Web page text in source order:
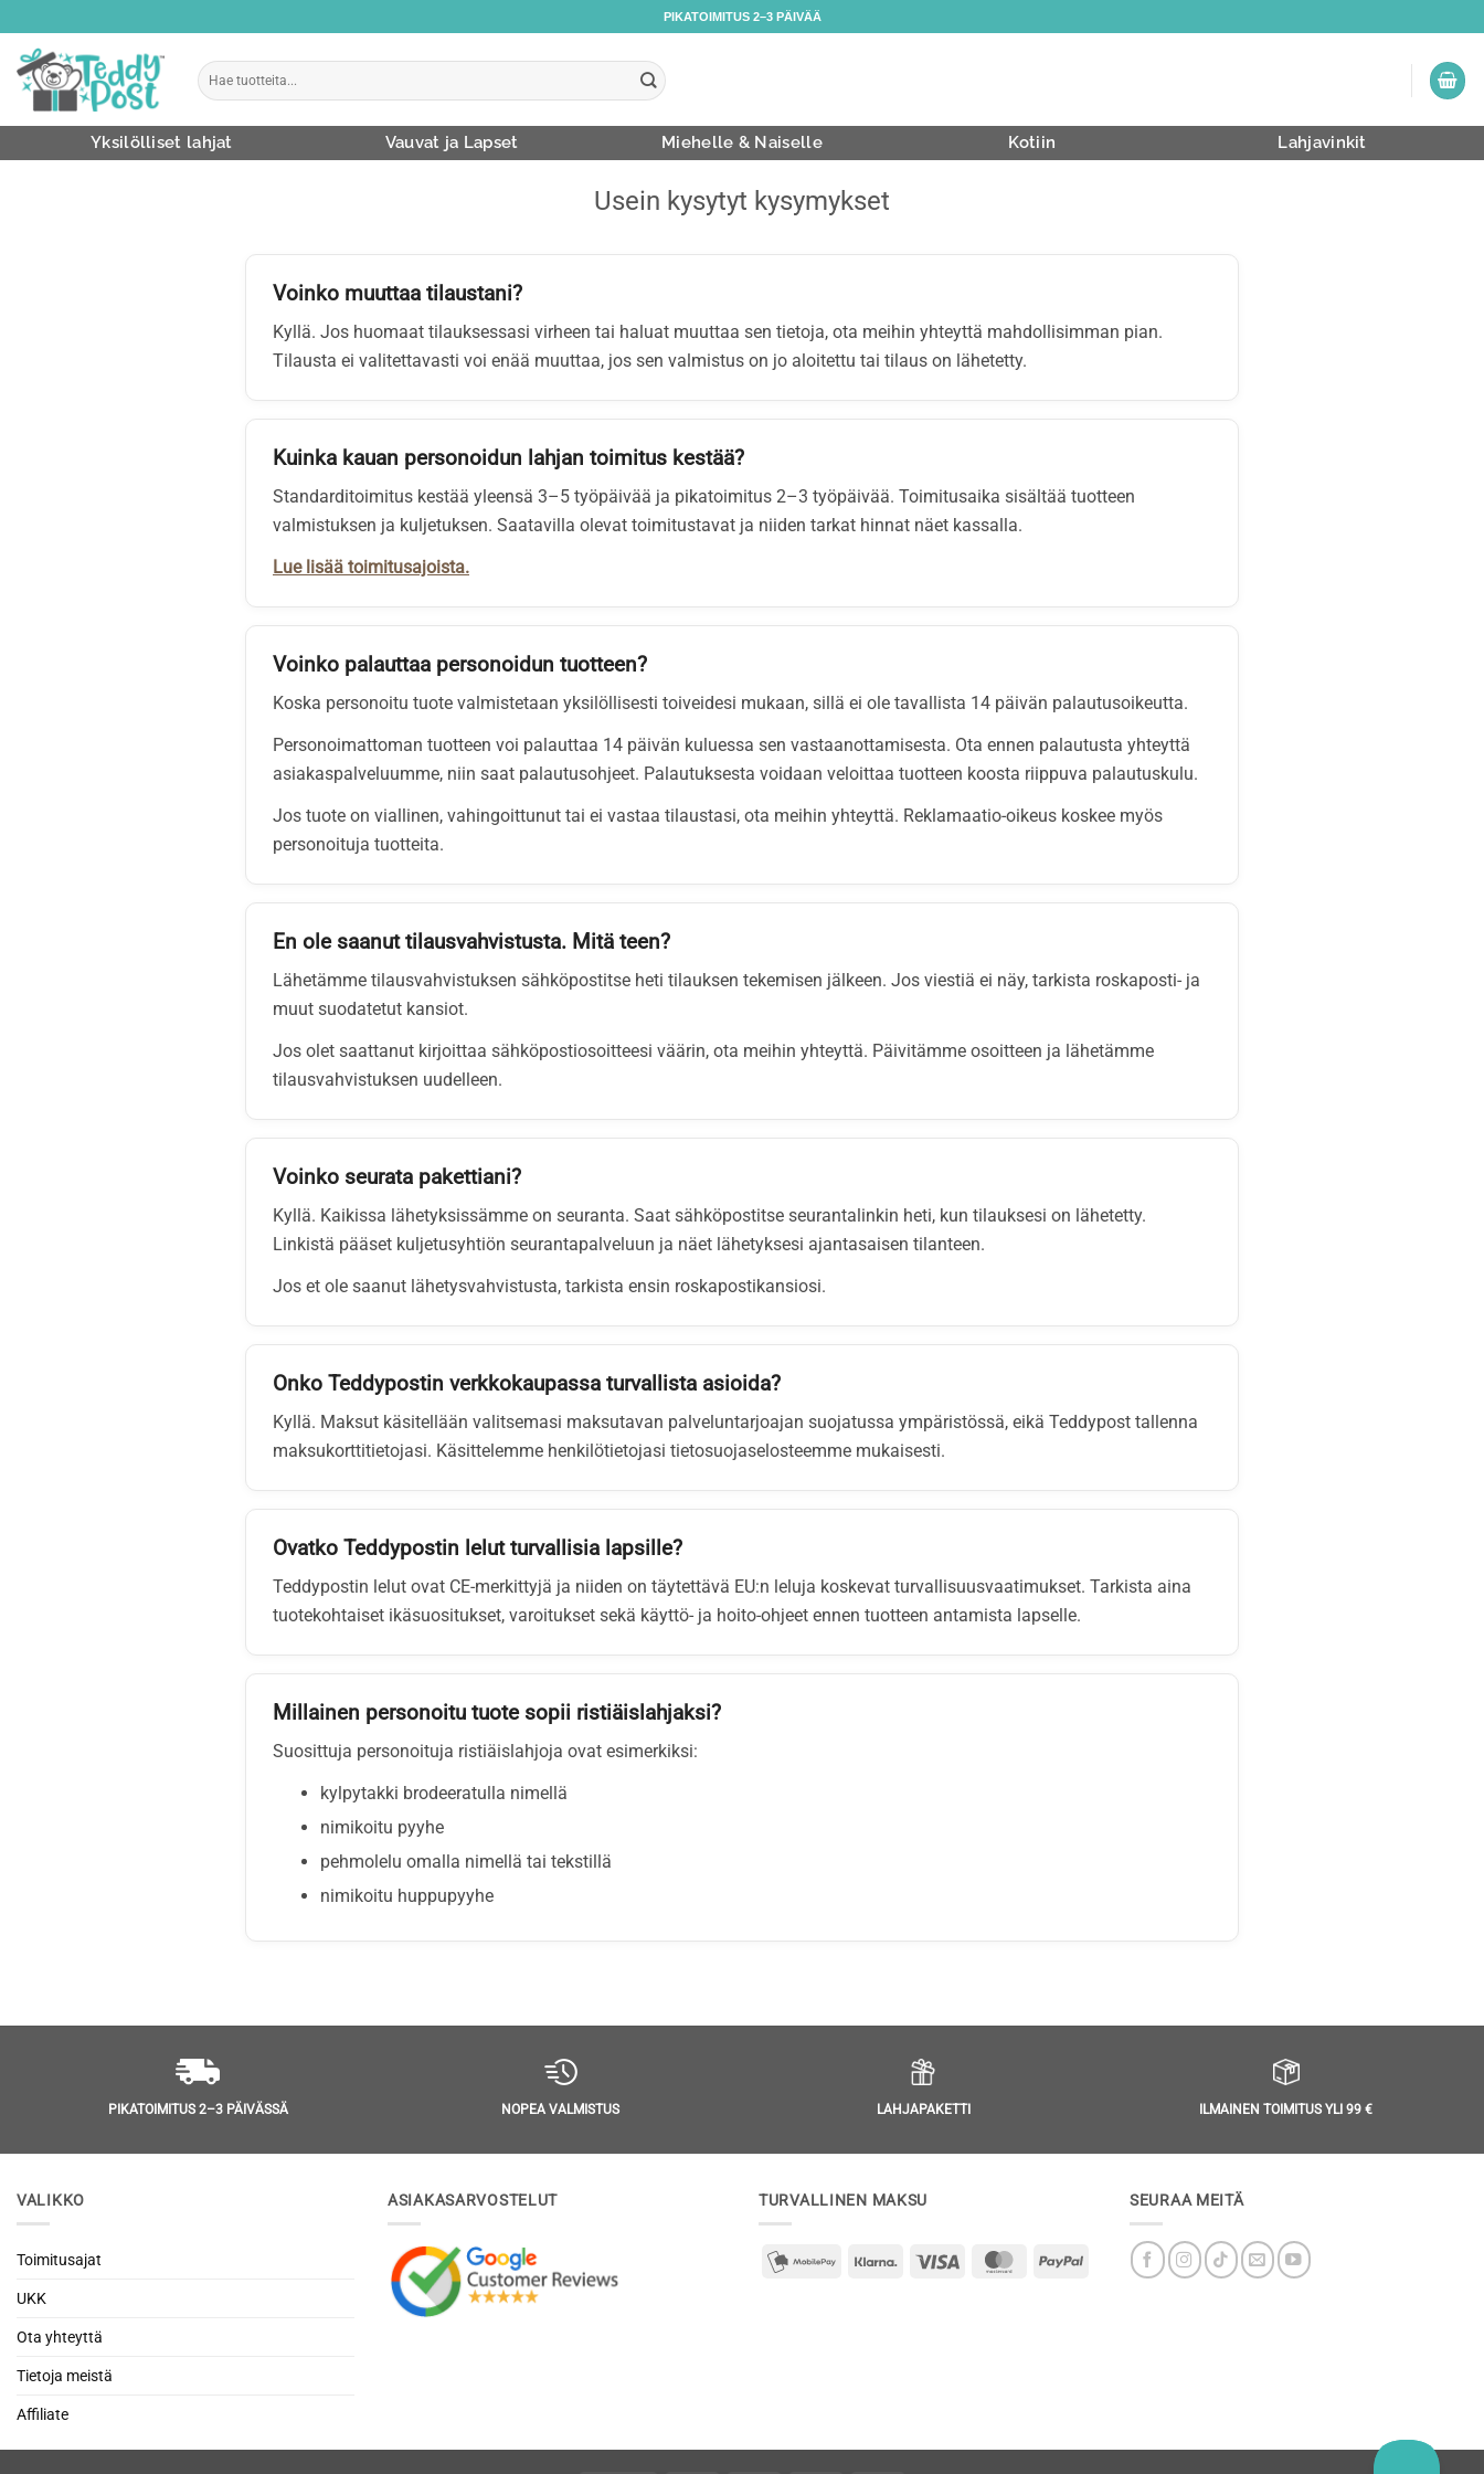
to
content
PIKATOIMITUS 2–3 PÄIVÄÄ
Etsi:
Yksilölliset lahjat Vauvat ja Lapset Miehelle & Naiselle Kotiin Lahjavinkit
Usein kysytyt kysymykset
Voinko muuttaa tilaustani?
Kyllä. Jos huomaat tilauksessasi virheen tai haluat muuttaa sen tietoja, ota meihin yhteyttä mahdollisimman pian.
Tilausta ei valitettavasti voi enää muuttaa, jos sen valmistus on jo aloitettu tai tilaus on lähetetty.
Kuinka kauan personoidun lahjan toimitus kestää?
Standarditoimitus kestää yleensä 3–5 työpäivää ja pikatoimitus 2–3 työpäivää. Toimitusaika sisältää tuotteen
valmistuksen ja kuljetuksen. Saatavilla olevat toimitustavat ja niiden tarkat hinnat näet kassalla.
Lue lisää toimitusajoista.
Voinko palauttaa personoidun tuotteen?
Koska personoitu tuote valmistetaan yksilöllisesti toiveidesi mukaan, sillä ei ole tavallista 14 päivän palautusoikeutta.
Personoimattoman tuotteen voi palauttaa 14 päivän kuluessa sen vastaanottamisesta. Ota ennen palautusta yhteyttä
asiakaspalveluumme, niin saat palautusohjeet. Palautuksesta voidaan veloittaa tuotteen koosta riippuva palautuskulu.
Jos tuote on viallinen, vahingoittunut tai ei vastaa tilaustasi, ota meihin yhteyttä. Reklamaatio-oikeus koskee myös
personoituja tuotteita.
En ole saanut tilausvahvistusta. Mitä teen?
Lähetämme tilausvahvistuksen sähköpostitse heti tilauksen tekemisen jälkeen. Jos viestiä ei näy, tarkista roskaposti- ja
muut suodatetut kansiot.
Jos olet saattanut kirjoittaa sähköpostiosoitteesi väärin, ota meihin yhteyttä. Päivitämme osoitteen ja lähetämme
tilausvahvistuksen uudelleen.
Voinko seurata pakettiani?
Kyllä. Kaikissa lähetyksissämme on seuranta. Saat sähköpostitse seurantalinkin heti, kun tilauksesi on lähetetty.
Linkistä pääset kuljetusyhtiön seurantapalveluun ja näet lähetyksesi ajantasaisen tilanteen.
Jos et ole saanut lähetysvahvistusta, tarkista ensin roskapostikansiosi.
Onko Teddypostin verkkokaupassa turvallista asioida?
Kyllä. Maksut käsitellään valitsemasi maksutavan palveluntarjoajan suojatussa ympäristössä, eikä Teddypost tallenna
maksukorttitietojasi. Käsittelemme henkilötietojasi tietosuojaselosteemme mukaisesti.
Ovatko Teddypostin lelut turvallisia lapsille?
Teddypostin lelut ovat CE-merkittyjä ja niiden on täytettävä EU:n leluja koskevat turvallisuusvaatimukset. Tarkista aina
tuotekohtaiset ikäsuositukset, varoitukset sekä käyttö- ja hoito-ohjeet ennen tuotteen antamista lapselle.
Millainen personoitu tuote sopii ristiäislahjaksi?
Suosittuja personoituja ristiäislahjoja ovat esimerkiksi:
kylpytakki brodeeratulla nimellä
nimikoitu pyyhe
pehmolelu omalla nimellä tai tekstillä
nimikoitu huppupyyhe
PIKATOIMITUS 2–3 PÄIVÄSSÄ NOPEA VALMISTUS LAHJAPAKETTI ILMAINEN TOIMITUS YLI 99 €
VALIKKO
Toimitusajat
UKK
Ota yhteyttä
Tietoja meistä
Affiliate
ASIAKASARVOSTELUT TURVALLINEN MAKSU
mobilepay2Klarna Visa MasterCardPayPal
SEURAA MEITÄ